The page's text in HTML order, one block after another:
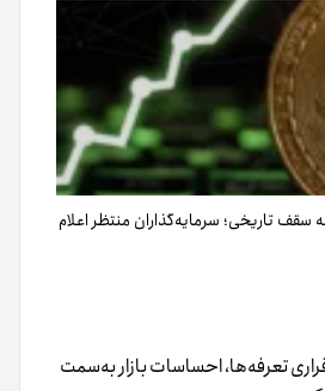
تاریخی؛ سرمایه‌گذاران منتظر اعلام